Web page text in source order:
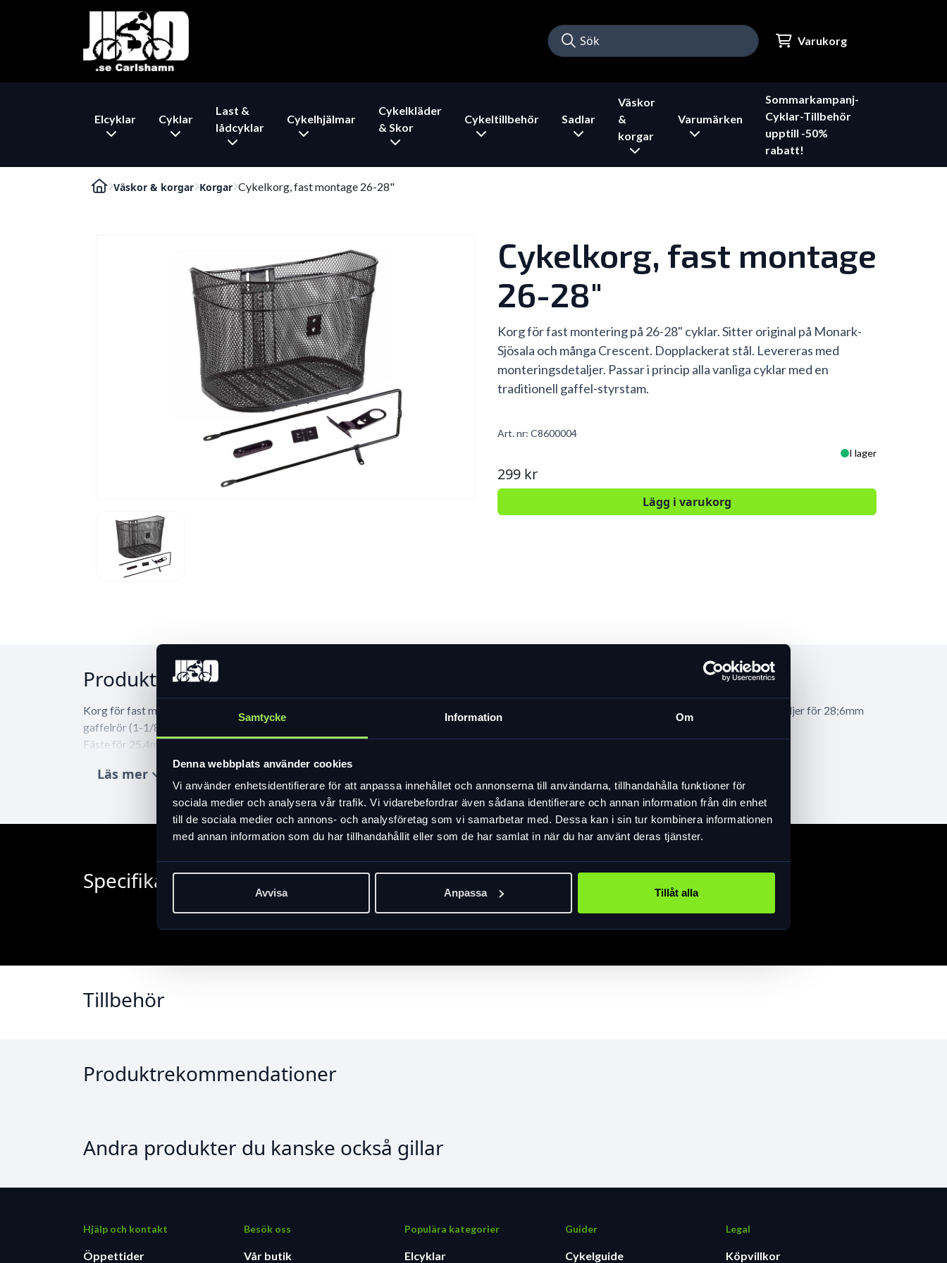
Samtycke Information Om
Denna webbplats använder cookies
Vi använder enhetsidentifierare för att anpassa innehållet och annonserna till användarna, tillhandahålla funktioner för
sociala medier och analysera vår trafik. Vi vidarebefordrar även sådana identifierare och annan information från din enhet
till de sociala medier och annons- och analysföretag som vi samarbetar med. Dessa kan i sin tur kombinera informationen
med annan information som du har tillhandahållit eller som de har samlat in när du har använt deras tjänster.
Avvisa Anpassa Tillåt alla
Varukorg
Elcyklar Cyklar
Last &
lådcyklar
Cykelhjälmar
Cykelkläder
& Skor
Cykeltillbehör Sadlar
Väskor
&
korgar
Varumärken
Sommarkampanj-
Cyklar-Tillbehör
upptill -50%
rabatt!
Väskor & korgar Korgar Cykelkorg, fast montage 26-28"
Cykelkorg, fast montage
26-28"
Korg för fast montering på 26-28" cyklar. Sitter original på Monark-
Sjösala och många Crescent. Dopplackerat stål. Levereras med
monteringsdetaljer. Passar i princip alla vanliga cyklar med en
traditionell gaffel-styrstam.
Art. nr: C8600004
I lager
299 kr
Lägg i varukorg
Produktinformation
Korg för fast montering på 26-28" cyklar. Sitter original på Monark-Sjösala och många Crescent. Dopplackerat stål. Levereras med monteringsdetaljer för 28;6mm
gaffelrör (1-1/8") och stag med hållare för lampa. Mått B37*D27*H24,5
Fäste för 25,4mm (1") gaffel finns att köpa som tillbehör.
Läs mer expand_more
Specifikation
Tillbehör
Produktrekommendationer
Andra produkter du kanske också gillar
Hjälp och kontakt
Öppettider
Besök oss
Vår butik
Populära kategorier
Elcyklar
Guider
Cykelguide
Legal
Köpvillkor